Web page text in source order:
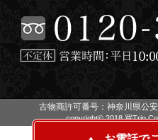
古物商許可番号：神奈川県公
copyright© 2018 買Trip